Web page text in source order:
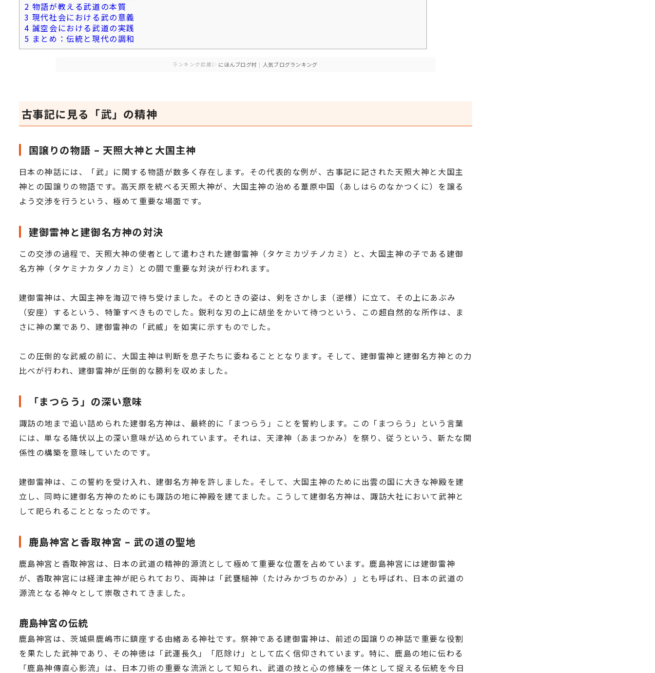
2 物語が教える武道の本質
3 現代社会における武の意義
4 誠空会における武道の実践
5 まとめ：伝統と現代の調和
ランキング応援▷ にほんブログ村 | 人気ブログランキング
古事記に見る「武」の精神
国譲りの物語 – 天照大神と大国主神
日本の神話には、「武」に関する物語が数多く存在します。その代表的な例が、古事記に記された天照大神と大国主
神との国譲りの物語です。高天原を統べる天照大神が、大国主神の治める葦原中国（あしはらのなかつくに）を譲る
よう交渉を行うという、極めて重要な場面です。
建御雷神と建御名方神の対決
この交渉の過程で、天照大神の使者として遣わされた建御雷神（タケミカヅチノカミ）と、大国主神の子である建御
名方神（タケミナカタノカミ）との間で重要な対決が行われます。
建御雷神は、大国主神を海辺で待ち受けました。そのときの姿は、剣をさかしま（逆様）に立て、その上にあぶみ
（安座）するという、特筆すべきものでした。鋭利な刃の上に胡坐をかいて待つという、この超自然的な所作は、ま
さに神の業であり、建御雷神の「武威」を如実に示すものでした。
この圧倒的な武威の前に、大国主神は判断を息子たちに委ねることとなります。そして、建御雷神と建御名方神との力
比べが行われ、建御雷神が圧倒的な勝利を収めました。
「まつらう」の深い意味
諏訪の地まで追い詰められた建御名方神は、最終的に「まつらう」ことを誓約します。この「まつらう」という言葉
には、単なる降伏以上の深い意味が込められています。それは、天津神（あまつかみ）を祭り、従うという、新たな関
係性の構築を意味していたのです。
建御雷神は、この誓約を受け入れ、建御名方神を許しました。そして、大国主神のために出雲の国に大きな神殿を建
立し、同時に建御名方神のためにも諏訪の地に神殿を建てました。こうして建御名方神は、諏訪大社において武神と
して祀られることとなったのです。
鹿島神宮と香取神宮 – 武の道の聖地
鹿島神宮と香取神宮は、日本の武道の精神的源流として極めて重要な位置を占めています。鹿島神宮には建御雷神
が、香取神宮には経津主神が祀られており、両神は「武甕槌神（たけみかづちのかみ）」とも呼ばれ、日本の武道の
源流となる神々として崇敬されてきました。
鹿島神宮の伝統
鹿島神宮は、茨城県鹿嶋市に鎮座する由緒ある神社です。祭神である建御雷神は、前述の国譲りの神話で重要な役割
を果たした武神であり、その神徳は「武運長久」「厄除け」として広く信仰されています。特に、鹿島の地に伝わる
「鹿島神傳直心影流」は、日本刀術の重要な流派として知られ、武道の技と心の修練を一体として捉える伝統を今日